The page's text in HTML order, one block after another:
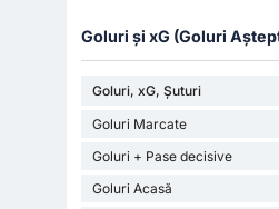
Goluri și xG (Goluri
Goluri, xG, Șuturi
Goluri Marcate
Goluri + Pase decisive
Goluri Acasă